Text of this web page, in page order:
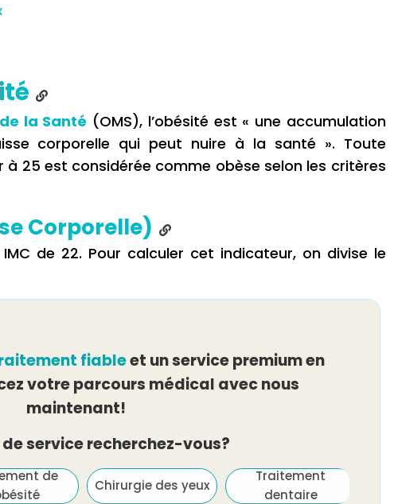
la Santé (OMS), l’obésité est « une accumulation
corporelle qui peut nuire à la santé ». Toute
à 25 est considérée comme obèse selon les critères
Corporelle)
de 22. Pour calculer cet indicateur, on divise le
fiableet un service premium en
votre parcours médical avec nous
maintenant!
service recherchez-vous?
de
Chirurgie des yeux
Traitement
dentaire